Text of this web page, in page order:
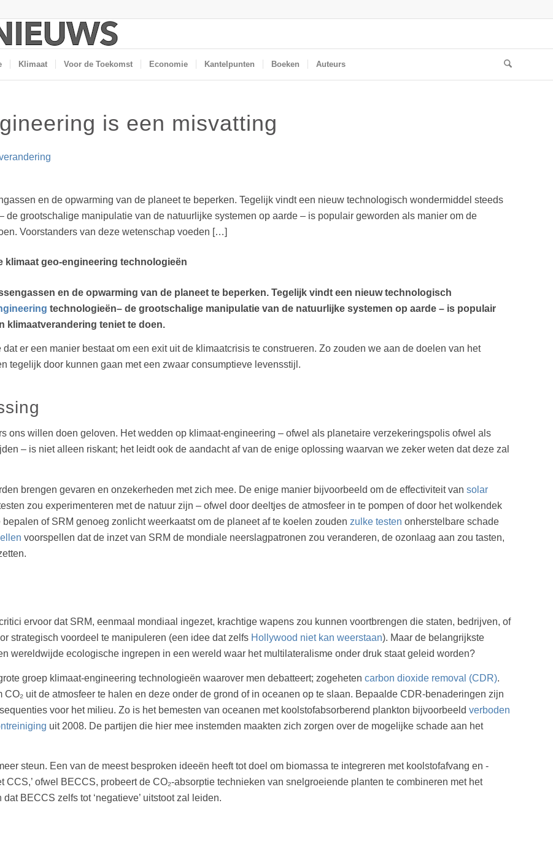
Klimaat Voor de Toekomst Economie Kantelpunten Boeken Auteurs
is een misvatting
en de opwarming van de planeet te beperken. Tegelijk vindt een nieuw technologisch wondermiddel steeds
grootschalige manipulatie van de natuurlijke systemen op aarde – is populair geworden als manier om de
Voorstanders van deze wetenschap voeden […]
en de opwarming van de planeet te beperken. Tegelijk vindt een nieuw technologisch
technologieën– de grootschalige manipulatie van de natuurlijke systemen op aarde – is populair
klimaatverandering teniet te doen.
er een manier bestaat om een exit uit de klimaatcrisis te construeren. Zo zouden we aan de doelen van het
tegelijk door kunnen gaan met een zwaar consumptieve levensstijl.
ons willen doen geloven. Het wedden op klimaat-engineering – ofwel als planetaire verzekeringspolis ofwel als
– is niet alleen riskant; het leidt ook de aandacht af van de enige oplossing waarvan we zeker weten dat deze zal
brengen gevaren en onzekerheden met zich mee. De enige manier bijvoorbeeld om de effectiviteit van solar
zou experimenteren met de natuur zijn – ofwel door deeltjes de atmosfeer in te pompen of door het wolkendek
of SRM genoeg zonlicht weerkaatst om de planeet af te koelen zouden zulke testen onherstelbare schade
voorspellen dat de inzet van SRM de mondiale neerslagpatronen zou veranderen, de ozonlaag aan zou tasten,
ervoor dat SRM, eenmaal mondiaal ingezet, krachtige wapens zou kunnen voortbrengen die staten, bedrijven, of
strategisch voordeel te manipuleren (een idee dat zelfs Hollywood niet kan weerstaan). Maar de belangrijkste
wereldwijde ecologische ingrepen in een wereld waar het multilateralisme onder druk staat geleid worden?
groep klimaat-engineering technologieën waarover men debatteert; zogeheten carbon dioxide removal (CDR).
uit de atmosfeer te halen en deze onder de grond of in oceanen op te slaan. Bepaalde CDR-benaderingen zijn
voor het milieu. Zo is het bemesten van oceanen met koolstofabsorberend plankton bijvoorbeeld verboden
uit 2008. De partijen die hier mee instemden maakten zich zorgen over de mogelijke schade aan het
steun. Een van de meest besproken ideeën heeft tot doel om biomassa te integreren met koolstofafvang en -
ofwel BECCS, probeert de CO₂-absorptie technieken van snelgroeiende planten te combineren met het
BECCS zelfs tot ‘negatieve’ uitstoot zal leiden.